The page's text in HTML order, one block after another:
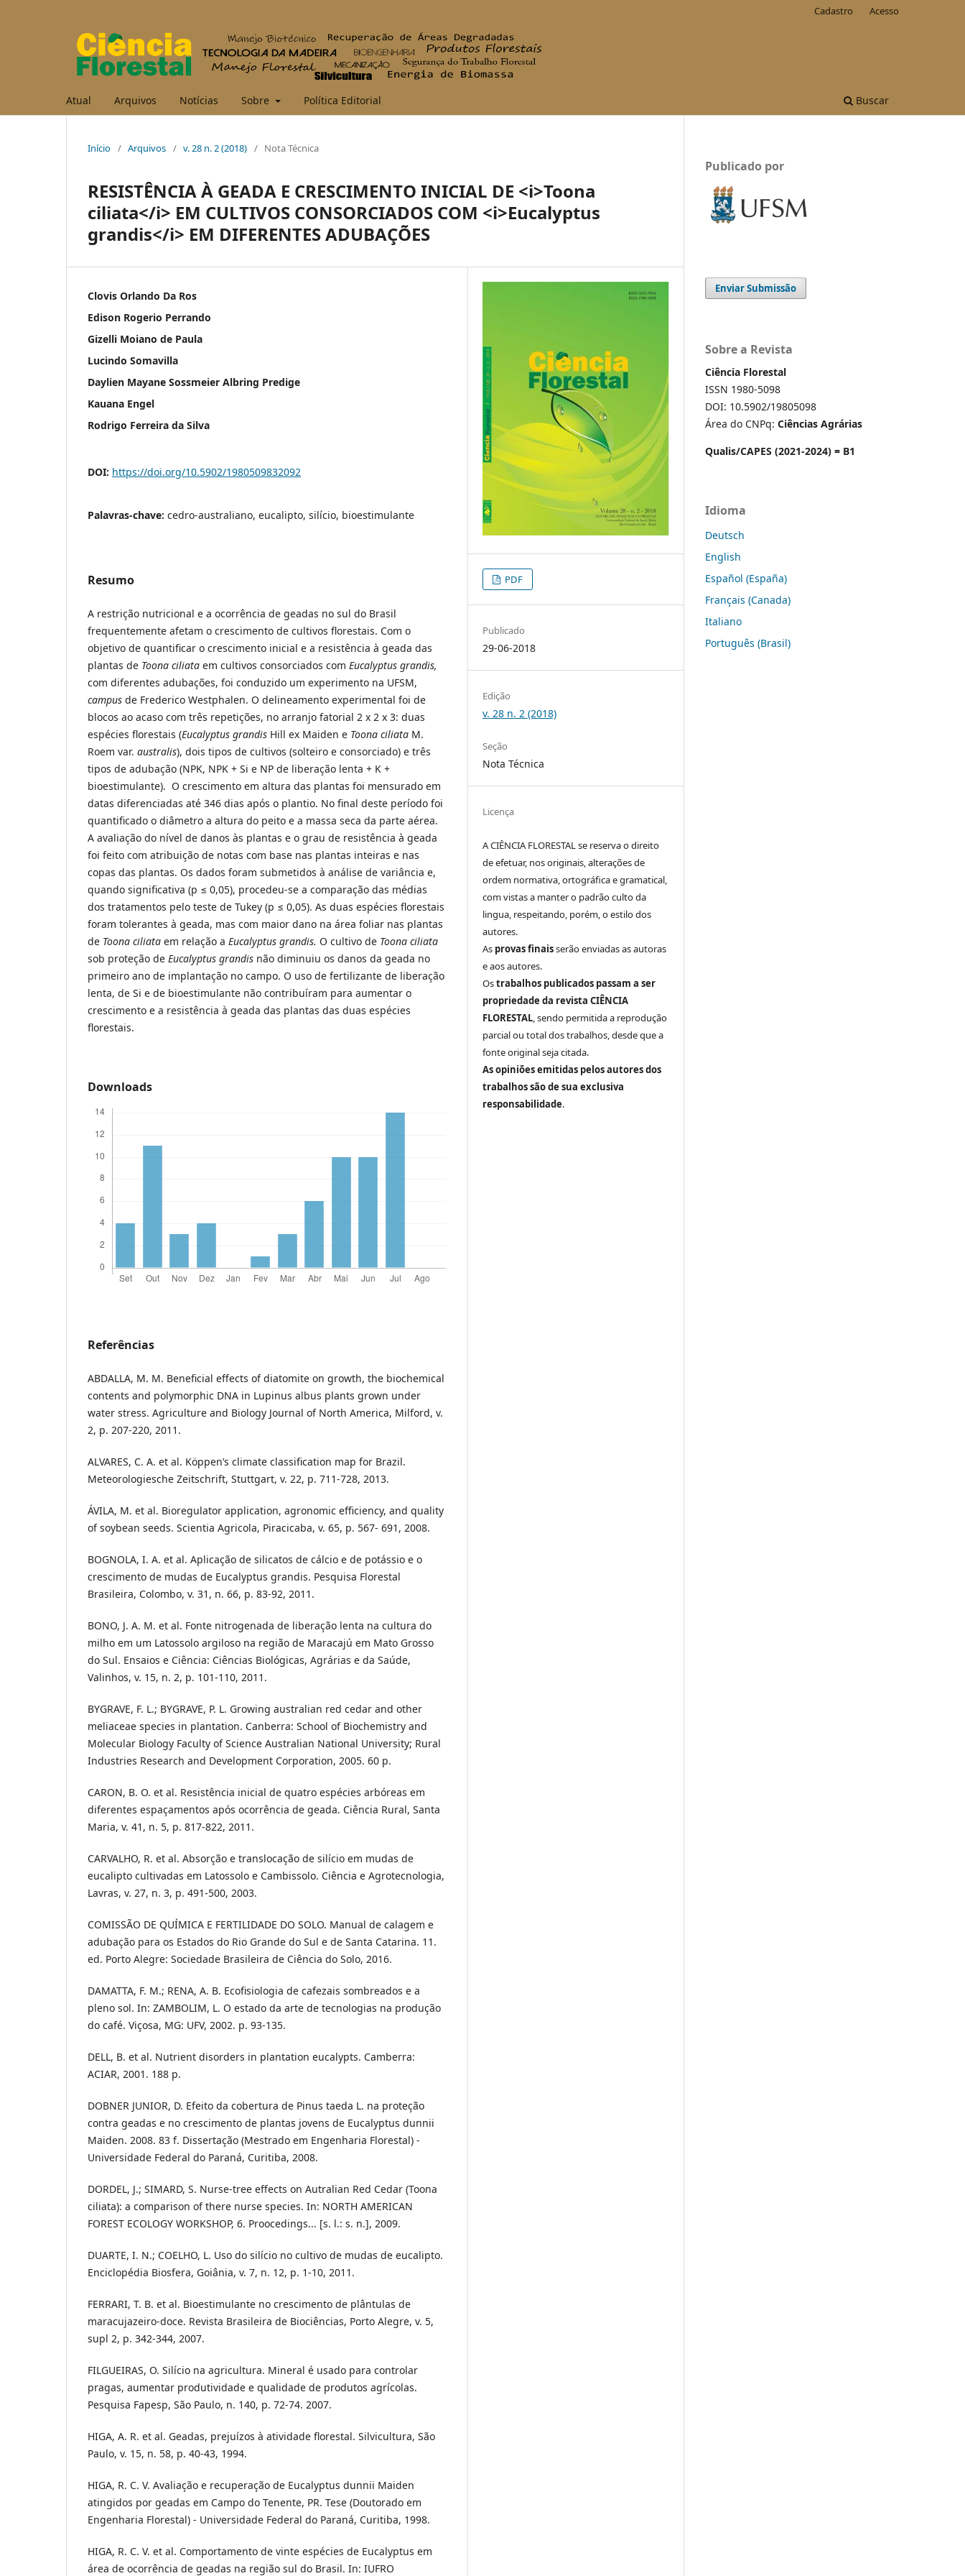
Atual Arquivos Notícias Sobre Política Editorial Buscar
Cadastro Acesso
Início / Arquivos / v. 28 n. 2 (2018) / Nota Técnica
RESISTÊNCIA À GEADA E CRESCIMENTO INICIAL DE <i>Toona
ciliata</i> EM CULTIVOS CONSORCIADOS COM <i>Eucalyptus
grandis</i> EM DIFERENTES ADUBAÇÕES
Clovis Orlando Da Ros
Edison Rogerio Perrando
Gizelli Moiano de Paula
Lucindo Somavilla
Daylien Mayane Sossmeier Albring Predige
Kauana Engel
Rodrigo Ferreira da Silva
DOI: https://doi.org/10.5902/1980509832092
Palavras-chave: cedro-australiano, eucalipto, silício, bioestimulante
Resumo
A restrição nutricional e a ocorrência de geadas no sul do Brasil
frequentemente afetam o crescimento de cultivos florestais. Com o
objetivo de quantificar o crescimento inicial e a resistência à geada das
plantas de Toona ciliata em cultivos consorciados com Eucalyptus grandis,
com diferentes adubações, foi conduzido um experimento na UFSM,
campus de Frederico Westphalen. O delineamento experimental foi de
blocos ao acaso com três repetições, no arranjo fatorial 2 x 2 x 3: duas
espécies florestais (Eucalyptus grandis Hill ex Maiden e Toona ciliata M.
Roem var. australis), dois tipos de cultivos (solteiro e consorciado) e três
tipos de adubação (NPK, NPK + Si e NP de liberação lenta + K +
bioestimulante). O crescimento em altura das plantas foi mensurado em
datas diferenciadas até 346 dias após o plantio. No final deste período foi
quantificado o diâmetro a altura do peito e a massa seca da parte aérea.
A avaliação do nível de danos às plantas e o grau de resistência à geada
foi feito com atribuição de notas com base nas plantas inteiras e nas
copas das plantas. Os dados foram submetidos à análise de variância e,
quando significativa (p ≤ 0,05), procedeu-se a comparação das médias
dos tratamentos pelo teste de Tukey (p ≤ 0,05). As duas espécies florestais
foram tolerantes à geada, mas com maior dano na área foliar nas plantas
de Toona ciliata em relação a Eucalyptus grandis. O cultivo de Toona ciliata
sob proteção de Eucalyptus grandis não diminuiu os danos da geada no
primeiro ano de implantação no campo. O uso de fertilizante de liberação
lenta, de Si e de bioestimulante não contribuíram para aumentar o
crescimento e a resistência à geada das plantas das duas espécies
florestais.
Downloads
Referências
ABDALLA, M. M. Beneficial effects of diatomite on growth, the biochemical
contents and polymorphic DNA in Lupinus albus plants grown under
water stress. Agriculture and Biology Journal of North America, Milford, v.
2, p. 207-220, 2011.
ALVARES, C. A. et al. Köppen’s climate classification map for Brazil.
Meteorologiesche Zeitschrift, Stuttgart, v. 22, p. 711-728, 2013.
ÁVILA, M. et al. Bioregulator application, agronomic efficiency, and quality
of soybean seeds. Scientia Agricola, Piracicaba, v. 65, p. 567- 691, 2008.
BOGNOLA, I. A. et al. Aplicação de silicatos de cálcio e de potássio e o
crescimento de mudas de Eucalyptus grandis. Pesquisa Florestal
Brasileira, Colombo, v. 31, n. 66, p. 83-92, 2011.
BONO, J. A. M. et al. Fonte nitrogenada de liberação lenta na cultura do
milho em um Latossolo argiloso na região de Maracajú em Mato Grosso
do Sul. Ensaios e Ciência: Ciências Biológicas, Agrárias e da Saúde,
Valinhos, v. 15, n. 2, p. 101-110, 2011.
BYGRAVE, F. L.; BYGRAVE, P. L. Growing australian red cedar and other
meliaceae species in plantation. Canberra: School of Biochemistry and
Molecular Biology Faculty of Science Australian National University; Rural
Industries Research and Development Corporation, 2005. 60 p.
CARON, B. O. et al. Resistência inicial de quatro espécies arbóreas em
diferentes espaçamentos após ocorrência de geada. Ciência Rural, Santa
Maria, v. 41, n. 5, p. 817-822, 2011.
CARVALHO, R. et al. Absorção e translocação de silício em mudas de
eucalipto cultivadas em Latossolo e Cambissolo. Ciência e Agrotecnologia,
Lavras, v. 27, n. 3, p. 491-500, 2003.
COMISSÃO DE QUÍMICA E FERTILIDADE DO SOLO. Manual de calagem e
adubação para os Estados do Rio Grande do Sul e de Santa Catarina. 11.
ed. Porto Alegre: Sociedade Brasileira de Ciência do Solo, 2016.
DAMATTA, F. M.; RENA, A. B. Ecofisiologia de cafezais sombreados e a
pleno sol. In: ZAMBOLIM, L. O estado da arte de tecnologias na produção
do café. Viçosa, MG: UFV, 2002. p. 93-135.
DELL, B. et al. Nutrient disorders in plantation eucalypts. Camberra:
ACIAR, 2001. 188 p.
DOBNER JUNIOR, D. Efeito da cobertura de Pinus taeda L. na proteção
contra geadas e no crescimento de plantas jovens de Eucalyptus dunnii
Maiden. 2008. 83 f. Dissertação (Mestrado em Engenharia Florestal) -
Universidade Federal do Paraná, Curitiba, 2008.
DORDEL, J.; SIMARD, S. Nurse-tree effects on Autralian Red Cedar (Toona
ciliata): a comparison of there nurse species. In: NORTH AMERICAN
FOREST ECOLOGY WORKSHOP, 6. Proocedings... [s. l.: s. n.], 2009.
DUARTE, I. N.; COELHO, L. Uso do silício no cultivo de mudas de eucalipto.
Enciclopédia Biosfera, Goiânia, v. 7, n. 12, p. 1-10, 2011.
FERRARI, T. B. et al. Bioestimulante no crescimento de plântulas de
maracujazeiro-doce. Revista Brasileira de Biociências, Porto Alegre, v. 5,
supl 2, p. 342-344, 2007.
FILGUEIRAS, O. Silício na agricultura. Mineral é usado para controlar
pragas, aumentar produtividade e qualidade de produtos agrícolas.
Pesquisa Fapesp, São Paulo, n. 140, p. 72-74. 2007.
HIGA, A. R. et al. Geadas, prejuízos à atividade florestal. Silvicultura, São
Paulo, v. 15, n. 58, p. 40-43, 1994.
HIGA, R. C. V. Avaliação e recuperação de Eucalyptus dunnii Maiden
atingidos por geadas em Campo do Tenente, PR. Tese (Doutorado em
Engenharia Florestal) - Universidade Federal do Paraná, Curitiba, 1998.
HIGA, R. C. V. et al. Comportamento de vinte espécies de Eucalyptus em
área de ocorrência de geadas na região sul do Brasil. In: IUFRO
PDF
Publicado
29-06-2018
Edição
v. 28 n. 2 (2018)
Seção
Nota Técnica
Licença
A CIÊNCIA FLORESTAL se reserva o direito
de efetuar, nos originais, alterações de
ordem normativa, ortográfica e gramatical,
com vistas a manter o padrão culto da
lingua, respeitando, porém, o estilo dos
autores.
As provas finaisserão enviadas as autoras
e aos autores.
Ostrabalhos publicados passam a ser
propriedade da revista CIÊNCIA
FLORESTAL, sendo permitida a reprodução
parcial ou total dos trabalhos, desde que a
fonte original seja citada.
As opiniões emitidas pelos autores dos
trabalhos são de sua exclusiva
responsabilidade.
Publicado por
Enviar Submissão
Sobre a Revista
Ciência Florestal
ISSN 1980-5098
DOI: 10.5902/19805098
Área do CNPq: Ciências Agrárias
Qualis/CAPES (2021-2024) = B1
Idioma
Deutsch
English
Español (España)
Français (Canada)
Italiano
Português (Brasil)